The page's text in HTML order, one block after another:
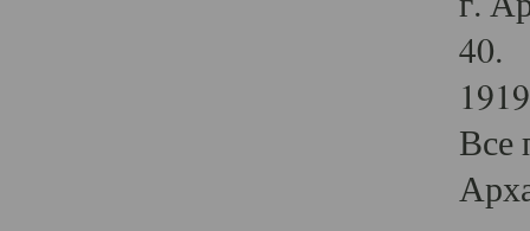
40.
Все